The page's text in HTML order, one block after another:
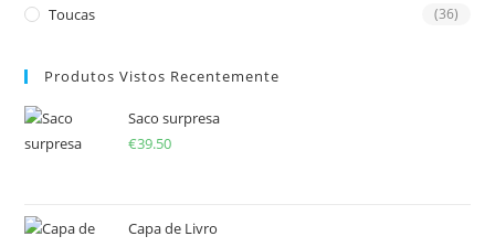
Toucas (36)
Produtos Vistos Recentemente
Saco surpresa
€39.50
Capa de Livro